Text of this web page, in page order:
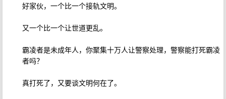
好家伙，一个比一个接轨文明。
又一个比一个让世道更乱。
霸凌者是未成年人，你聚集十万人让警察处理，警察能打死霸凌
者吗？
真打死了，又要谈文明何在了。